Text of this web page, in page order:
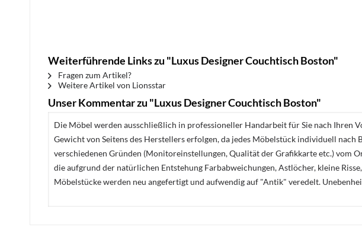
Weiterführende Links zu "Luxus Designer Couchtisch Boston"
Fragen zum Artikel?
Weitere Artikel von Lionsstar
Unser Kommentar zu "Luxus Designer Couchtisch Boston"
Die Möbel werden ausschließlich in professioneller Handarbeit für Sie nach Ihren
Gewicht von Seitens des Herstellers erfolgen, da jedes Möbelstück individuell
verschiedenen Gründen (Monitoreinstellungen, Qualität der Grafikkarte etc.) vom
die aufgrund der natürlichen Entstehung Farbabweichungen, Astlöcher, kleine
Möbelstücke werden neu angefertigt und aufwendig auf "Antik" veredelt.